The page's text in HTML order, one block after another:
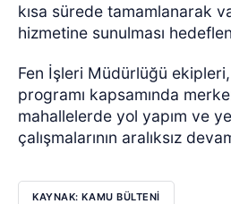
kısa sürede tamamlanarak
hizmetine sunulması
Fen İşleri Müdürlüğü
programı kapsamında
mahallelerde yol yapım ve
çalışmalarının aralıksız
KAYNAK: KAMU BÜLTENI